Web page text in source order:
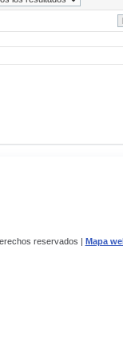
reservados | Mapa